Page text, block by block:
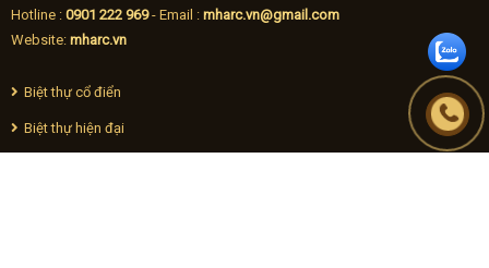
Hotline : 0901 222 969- Email : mharc.vn@gmail.com
Website: mharc.vn
Biệt thự cổ điển
Biệt thự hiện đại